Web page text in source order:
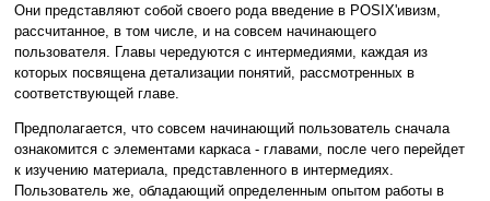
Они представляют собой своего рода введение в POSIX'ивизм,
рассчитанное, в том числе, и на совсем начинающего
пользователя. Главы чередуются с интермедиями, каждая из
которых посвящена детализации понятий, рассмотренных в
соответствующей главе.
Предполагается, что совсем начинающий пользователь сначала
ознакомится с элементами каркаса - главами, после чего перейдет
к изучению материала, представленного в интермедиях.
Пользователь же, обладающий определенным опытом работы в